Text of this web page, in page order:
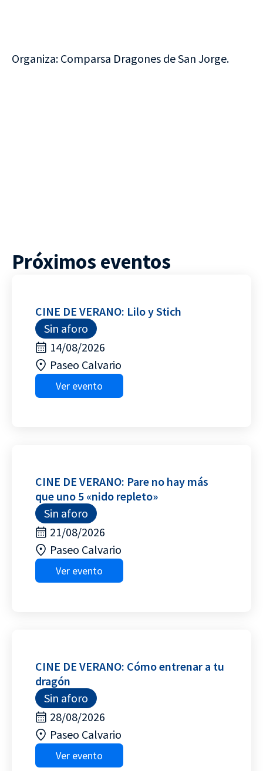
Organiza: Comparsa Dragones de San Jorge.
Próximos eventos
CINE DE VERANO: Lilo y Stich
Sin aforo
14/08/2026
Paseo Calvario
Ver evento
CINE DE VERANO: Pare no hay más
que uno 5 «nido repleto»
Sin aforo
21/08/2026
Paseo Calvario
Ver evento
CINE DE VERANO: Cómo entrenar a tu
dragón
Sin aforo
28/08/2026
Paseo Calvario
Ver evento